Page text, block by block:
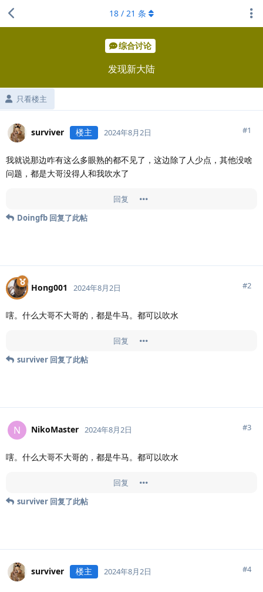
综合讨论
发现新大陆
只看楼主
18 / 21 条
surviver 楼主 2024年8月2日 #1
我就说那边咋有这么多眼熟的都不见了，这边除了人少点，其他没啥
问题，都是大哥没得人和我吹水了
回复
Doingfb 回复了此帖
Hong001 2024年8月2日 #2
嗐。什么大哥不大哥的，都是牛马。都可以吹水
回复
surviver 回复了此帖
N NikoMaster 2024年8月2日 #3
嗐。什么大哥不大哥的，都是牛马。都可以吹水
回复
surviver 回复了此帖
surviver 楼主 2024年8月2日 #4